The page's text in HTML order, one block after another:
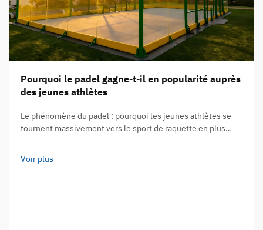
Pourquoi le padel gagne-t-il en popularité auprès
des jeunes athlètes
Le phénomène du padel : pourquoi les jeunes athlètes se
tournent massivement vers le sport de raquette en plus
30 millions de pratiquants dans plus de 135 pays…
Voir plus